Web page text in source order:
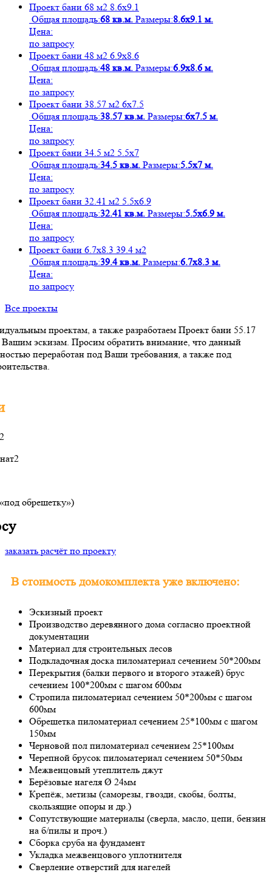
Проект бани 68 м2 8.6х9.1
Общая площадь:68 кв.м. Размеры:8.6х9.1 м.
Цена:
по запросу
Проект бани 48 м2 6.9х8.6
Общая площадь:48 кв.м. Размеры:6.9х8.6 м.
Цена:
по запросу
Проект бани 38.57 м2 6х7.5
Общая площадь:38.57 кв.м. Размеры:6х7.5 м.
Цена:
по запросу
Проект бани 34.5 м2 5.5х7
Общая площадь:34.5 кв.м. Размеры:5.5х7 м.
Цена:
по запросу
Проект бани 32.41 м2 5.5х6.9
Общая площадь:32.41 кв.м. Размеры:5.5х6.9 м.
Цена:
по запросу
Проект бани 6.7х8.3 39.4 м2
Общая площадь:39.4 кв.м. Размеры:6.7х8.3 м.
Цена:
по запросу
Все проекты
проектам, а также разработаем Проект бани 55.17
эскизам. Просим обратить внимание, что данный
переработан под Ваши требования, а также под
2
обрешетку»)
заказать расчёт по проекту
В стоимость домокомплекта уже включено:
Эскизный проект
Производство деревянного дома согласно проектной
документации
Материал для строительных лесов
Подкладочная доска пиломатериал сечением 50*200мм
Перекрытия (балки первого и второго этажей) брус
сечением 100*200мм с шагом 600мм
Стропила пиломатериал сечением 50*200мм с шагом
600мм
Обрешетка пиломатериал сечением 25*100мм с шагом
150мм
Черновой пол пиломатериал сечением 25*100мм
Черепной брусок пиломатериал сечением 50*50мм
Межвенцовый утеплитель джут
Берёзовые нагеля Ø 24мм
Крепёж, метизы (саморезы, гвозди, скобы, болты,
скользящие опоры и др.)
Сопутствующие материалы (сверла, масло, цепи, бензин
на б/пилы и проч.)
Сборка сруба на фундамент
Укладка межвенцового уплотнителя
Сверление отверстий для нагелей